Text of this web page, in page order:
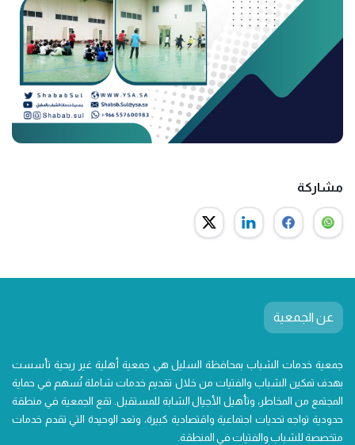
مشاركة
عن الجمعية
جمعية خدمات الشباب بمحافظة السليل هي جمعية أهلية غير ربحية تأسست
بهدف تمكين الشباب والفتيات من خلال تقديم خدمات شاملة تُسهم في حماية
المجتمع من المخاطر، وتأهيل الأجيال الشابة للمستقبل. تقع الجمعية في منطقة
حدودية تواجه تحديات اجتماعية واقتصادية كبيرة، وتعد الوحيدة التي تقدم خدمات
متخصصة للشباب والفتيات في المنطقة.